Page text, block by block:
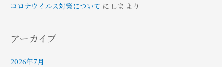
コロナウイルス対策について に しま より
アーカイブ
2026年7月